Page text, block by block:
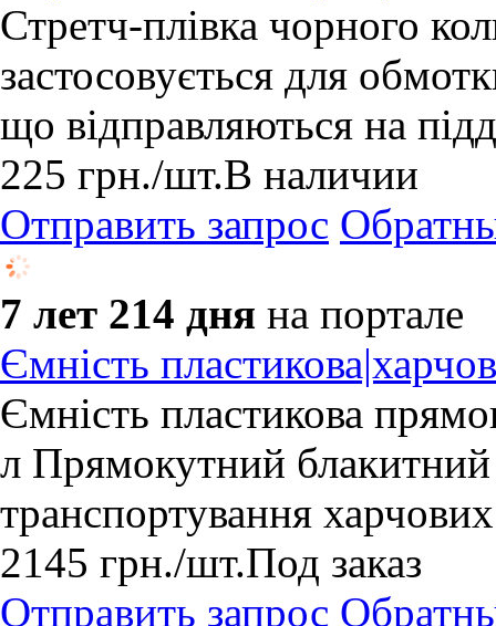
Стретч-плівка чорного
застосовується для
що відправляються на
225 грн./шт.В наличии
Отправить запрос
7 лет 214 дня на портале
Ємність
Ємність пластикова
л Прямокутний блакитний
транспортування
2145 грн./шт.Под заказ
Отправить запрос